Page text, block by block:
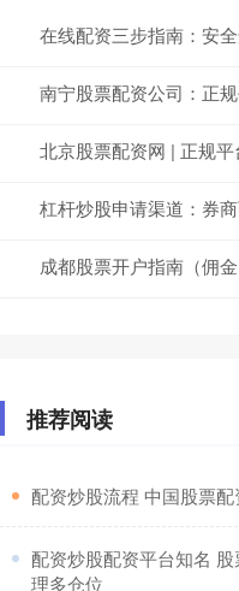
在线配资三步指南：安
南宁股票配资公司：正
北京股票配资网 | 正规
杠杆炒股申请渠道：券
成都股票开户指南（佣金
推荐阅读
配资炒股流程 中国股票
配资炒股配资平台知名
理多仓位